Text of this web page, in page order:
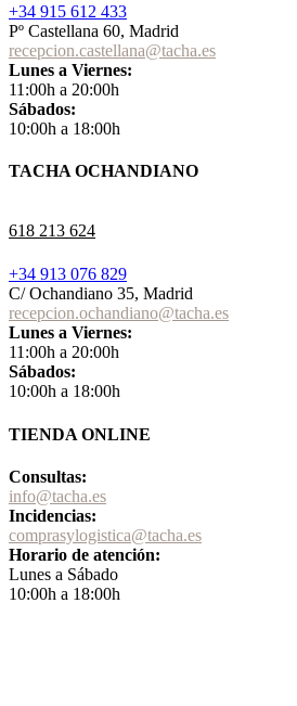
+34 915 612 433
Pº Castellana 60, Madrid
recepcion.castellana@tacha.es
Lunes a Viernes:
11:00h a 20:00h
Sábados:
10:00h a 18:00h
TACHA OCHANDIANO
618 213 624
+34 913 076 829
C/ Ochandiano 35, Madrid
recepcion.ochandiano@tacha.es
Lunes a Viernes:
11:00h a 20:00h
Sábados:
10:00h a 18:00h
TIENDA ONLINE
Consultas:
info@tacha.es
Incidencias:
comprasylogistica@tacha.es
Horario de atención:
Lunes a Sábado
10:00h a 18:00h